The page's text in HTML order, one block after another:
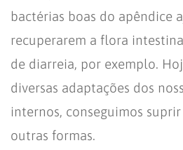
bactérias boas do apêndice
recuperarem a flora
de diarreia, por exemplo.
diversas adaptações dos
internos, conseguimos
outras formas.